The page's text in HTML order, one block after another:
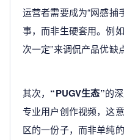
运营者需要成为“网感捕
事，而非生硬套用。例
次一定”来调侃产品优缺
其次， “PUGV生态”的
专业用户创作视频，这
区的一份子，而非单纯